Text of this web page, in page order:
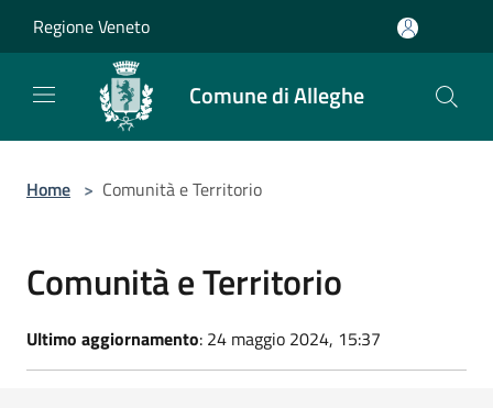
Regione Veneto
Comune di Alleghe
Home > Comunità e Territorio
Comunità e Territorio
Ultimo aggiornamento: 24 maggio 2024, 15:37